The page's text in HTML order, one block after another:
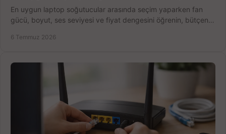
En uygun laptop soğutucular arasında seçim yaparken fan
gücü, boyut, ses seviyesi ve fiyat dengesini öğrenin, bütçenizi
6 Temmuz 2026